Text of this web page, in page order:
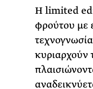
Η limited
φρούτου με
κυριαρχούν